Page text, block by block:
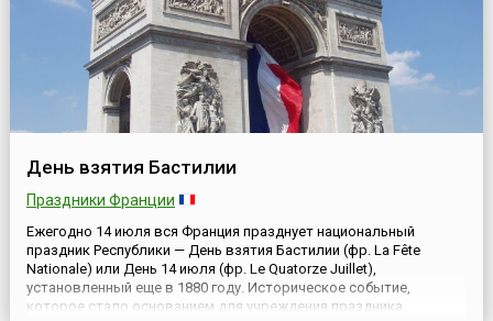
День взятия Бастилии
Праздники Франции
Ежегодно 14 июля вся Франция празднует национальный
праздник Республики — День взятия Бастилии (фр. La Fête
Nationale) или День 14 июля (фр. Le Quatorze Juillet),
установленный еще в 1880 году. Историческое событие,
которое стало основанием для учреждения праздника,